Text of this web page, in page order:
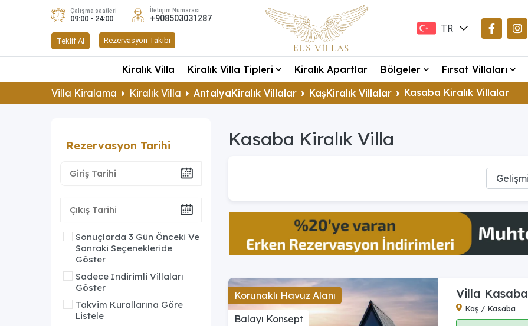
Çalışma saatleri
09:00 - 24:00
İletişim Numarası
+908503031287
Teklif Al Rezervasyon Takibi
TR
DE
Kiralık Villa Kiralık Villa Tipleri Kiralık Apartlar Bölgeler Fırsat Villaları
Villa Kiralama
Kiralık Villa AntalyaKiralık Villalar KaşKiralık Villalar Kasaba Kiralık Villalar
Rezervasyon Tarihi
Sonuçlarda 3 Gün Önceki Ve
Sonraki Seçenekleride
Göster
Sadece Indirimli Villaları
Göster
Takvim Kurallarına Göre
Listele
Kasaba Kiralık Villa
Korunaklı Havuz Alanı
Balayı Konsept
Villa Kasaba
Kaş / Kasaba